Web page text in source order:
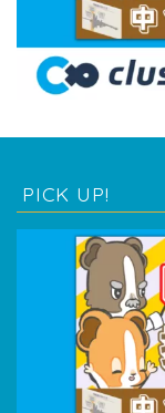
PICK UP!